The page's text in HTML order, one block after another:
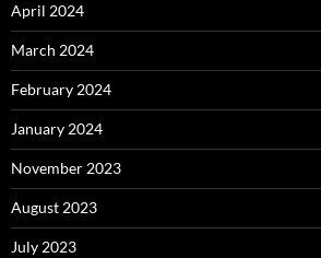
April 2024
March 2024
February 2024
January 2024
November 2023
August 2023
July 2023